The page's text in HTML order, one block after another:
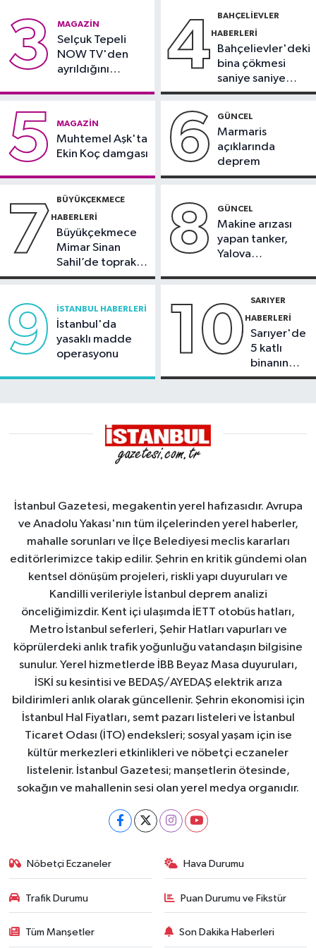
17:46
orman yangını söndürüldü
balkonu yıkıldı
3 MAGAZIN
Selçuk Tepeli
NOW TV'den
ayrıldığını
4 BAHÇELIEVLER
HABERLERI
Bahçelievler'deki
bina çökmesi
saniye saniye
görüntülendi
5 MAGAZIN
Muhtemel Aşk'ta
Ekin Koç damgası
6 GÜNCEL
Marmaris
açıklarında
deprem
7 BÜYÜKÇEKMECE
HABERLERI
Büyükçekmece
Mimar Sinan
Sahil’de toprak
kayması
8 GÜNCEL
Makine arızası
yapan tanker,
Yalova
9 İSTANBUL HABERLERI
İstanbul'da
yasaklı madde
operasyonu
10 SARIYER
HABERLERI
Sarıyer'de
5 katlı
binanın
çatısında
İstanbul Gazetesi, megakentin yerel hafızasıdır. Avrupa
ve Anadolu Yakası'nın tüm ilçelerinden yerel haberler,
mahalle sorunları ve İlçe Belediyesi meclis kararları
editörlerimizce takip edilir. Şehrin en kritik gündemi olan
kentsel dönüşüm projeleri, riskli yapı duyuruları ve
Kandilli verileriyle İstanbul deprem analizi
önceliğimizdir. Kent içi ulaşımda İETT otobüs hatları,
Metro İstanbul seferleri, Şehir Hatları vapurları ve
köprülerdeki anlık trafik yoğunluğu vatandaşın bilgisine
sunulur. Yerel hizmetlerde İBB Beyaz Masa duyuruları,
İSKİ su kesintisi ve BEDAŞ/AYEDAŞ elektrik arıza
bildirimleri anlık olarak güncellenir. Şehrin ekonomisi için
İstanbul Hal Fiyatları, semt pazarı listeleri ve İstanbul
Ticaret Odası (İTO) endeksleri; sosyal yaşam için ise
kültür merkezleri etkinlikleri ve nöbetçi eczaneler
listelenir. İstanbul Gazetesi; manşetlerin ötesinde,
sokağın ve mahallenin sesi olan yerel medya organıdır.
Nöbetçi Eczaneler Hava Durumu
Trafik Durumu Puan Durumu ve Fikstür
Tüm Manşetler Son Dakika Haberleri